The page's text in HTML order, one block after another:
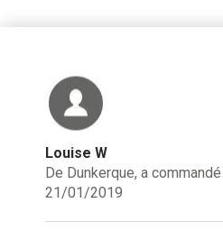
Louise W
De Dunkerque, a
21/01/2019